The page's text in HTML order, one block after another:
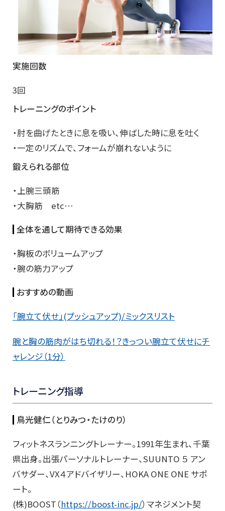
実施回数
3回
トレーニングのポイント
・肘を曲げたときに息を吸い、伸ばした時に息を吐く
・一定のリズムで、フォームが崩れないように
鍛えられる部位
・上腕三頭筋
・大胸筋 etc…
全体を通して期待できる効果
・胸板のボリュームアップ
・腕の筋力アップ
おすすめの動画
「腕立て伏せ」(プッシュアップ)/ミックスリスト
腕と胸の筋肉がはち切れる！？きっつい腕立て伏せにチ
ャレンジ（1分）
トレーニング指導
鳥光健仁（とりみつ・たけのり）
フィットネスランニングトレーナー。1991年生まれ、千葉
県出身。出張パーソナルトレーナー、SUUNTO ５ アン
バサダー、VX４アドバイザリー、HOKA ONE ONE サポ
ート。
(株)BOOST（https://boost-inc.jp/）マネジメント契